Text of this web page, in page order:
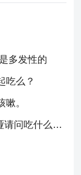
多发性的
吃么？
。
你好，鼻炎犯了，鼻子不通，嗓子沙哑请问吃什么药比较好？